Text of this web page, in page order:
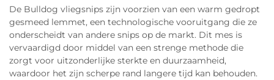
De Bulldog vliegsnips zijn voorzien van een warm gedropt
gesmeed lemmet, een technologische vooruitgang die ze
onderscheidt van andere snips op de markt. Dit mes is
vervaardigd door middel van een strenge methode die
zorgt voor uitzonderlijke sterkte en duurzaamheid,
waardoor het zijn scherpe rand langere tijd kan behouden.